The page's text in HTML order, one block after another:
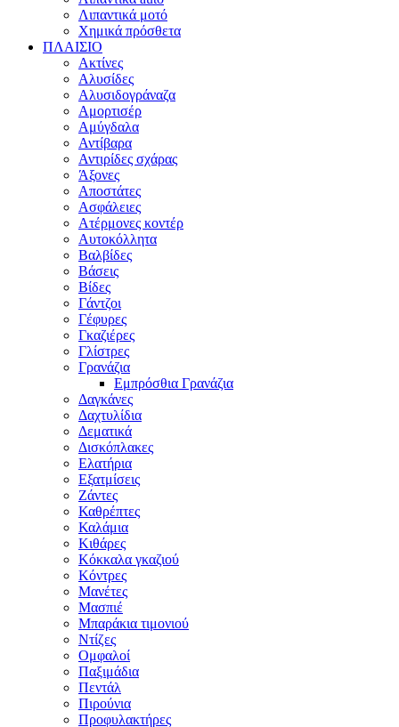
Λιπαντικά μοτό
Χημικά πρόσθετα
ΠΛΑΙΣΙΟ
Ακτίνες
Αλυσίδες
Αλυσιδογράναζα
Αμορτισέρ
Αμύγδαλα
Αντίβαρα
Αντιρίδες σχάρας
Άξονες
Αποστάτες
Ασφάλειες
Ατέρμονες κοντέρ
Αυτοκόλλητα
Βαλβίδες
Βάσεις
Βίδες
Γάντζοι
Γέφυρες
Γκαζιέρες
Γλίστρες
Γρανάζια
Εμπρόσθια Γρανάζια
Δαγκάνες
Δαχτυλίδια
Δεματικά
Δισκόπλακες
Ελατήρια
Εξατμίσεις
Ζάντες
Καθρέπτες
Καλάμια
Κιθάρες
Κόκκαλα γκαζιού
Κόντρες
Μανέτες
Μασπιέ
Μπαράκια τιμονιού
Ντίζες
Ομφαλοί
Παξιμάδια
Πεντάλ
Πιρούνια
Προφυλακτήρες